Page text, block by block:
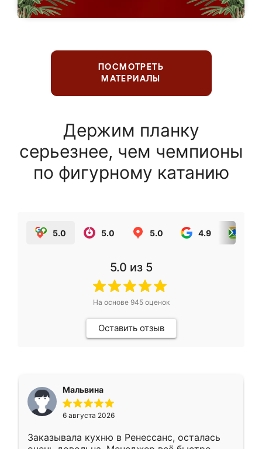
ПОСМОТРЕТЬ
МАТЕРИАЛЫ
Держим планку
серьезнее, чем чемпионы
по фигурному катанию
5.0 5.0 5.0 4.9
5.0 из 5
На основе 945оценок
Оставить отзыв
Мальвина
6 августа 2026
Заказывала кухню в Ренессанс, осталась